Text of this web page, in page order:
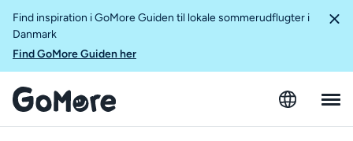
Find inspiration i GoMore Guiden til lokale sommerudflugter i
Danmark
Find GoMore Guiden her